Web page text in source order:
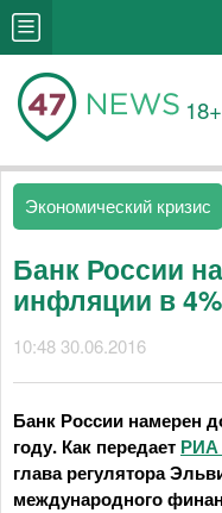
18+
Экономический кризис
Банк России
инфляции в
10:48 30.06.2016
Банк России намерен
году. Как передает РИА
глава регулятора
международного